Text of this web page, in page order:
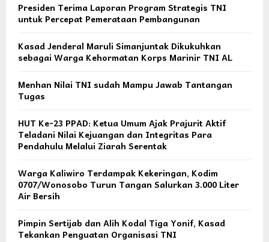
Presiden Terima Laporan Program Strategis TNI
untuk Percepat Pemerataan Pembangunan
Kasad Jenderal Maruli Simanjuntak Dikukuhkan
sebagai Warga Kehormatan Korps Marinir TNI AL
Menhan Nilai TNI sudah Mampu Jawab Tantangan
Tugas
HUT Ke-23 PPAD: Ketua Umum Ajak Prajurit Aktif
Teladani Nilai Kejuangan dan Integritas Para
Pendahulu Melalui Ziarah Serentak
Warga Kaliwiro Terdampak Kekeringan, Kodim
0707/Wonosobo Turun Tangan Salurkan 3.000 Liter
Air Bersih
Pimpin Sertijab dan Alih Kodal Tiga Yonif, Kasad
Tekankan Penguatan Organisasi TNI